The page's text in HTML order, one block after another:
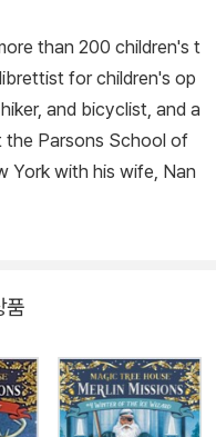
than 200 children's t
for children's op
and bicyclist, and a
the Parsons School of
York with his wife, Nan
품